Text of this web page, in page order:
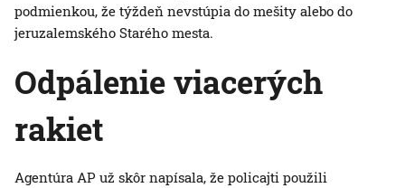
podmienkou, že týždeň nevstúpia do mešity alebo do
jeruzalemského Starého mesta.
Odpálenie viacerých
rakiet
Agentúra AP už skôr napísala, že policajti použili